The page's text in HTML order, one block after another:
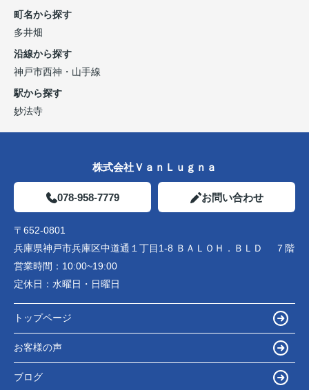
町名から探す
多井畑
沿線から探す
神戸市西神・山手線
駅から探す
妙法寺
株式会社ＶａｎＬｕｇｎａ
078-958-7779 お問い合わせ
〒652-0801
兵庫県神戸市兵庫区中道通１丁目1-8 ＢＡＬＯＨ．ＢＬＤ ７階
営業時間： 10:00~19:00
定休日： 水曜日・日曜日
トップページ
お客様の声
ブログ